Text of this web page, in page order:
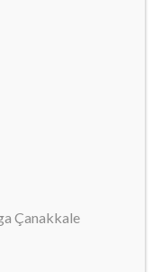
Çanakkale